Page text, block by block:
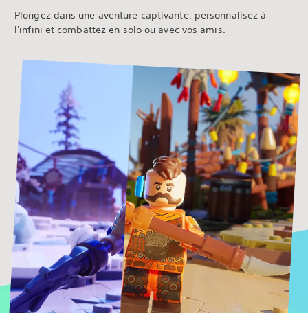
Plongez dans une aventure captivante, personnalisez à
l'infini et combattez en solo ou avec vos amis.